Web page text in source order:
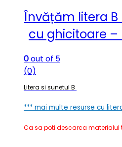
Învățăm litera
cu ghicitoare –
0out of 5
(0)
Litera si sunetul B
*** mai multe resurse cu
Ca sa poti descarca materialul